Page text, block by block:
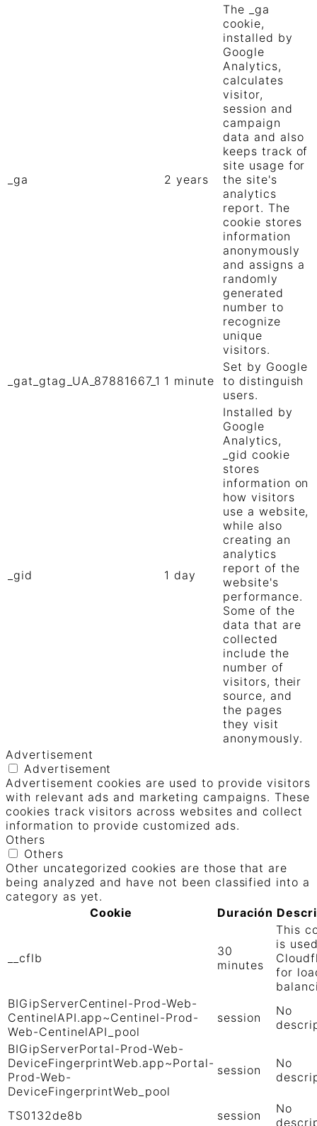
_ga 2 years
The _ga
cookie,
installed by
Google
Analytics,
calculates
visitor,
session and
campaign
data and also
keeps track of
site usage for
the site's
analytics
report. The
cookie stores
information
anonymously
and assigns a
randomly
generated
number to
recognize
unique
visitors.
_gat_gtag_UA_87881667_1 1 minute
Set by Google
to distinguish
users.
_gid 1 day
Installed by
Google
Analytics,
_gid cookie
stores
information on
how visitors
use a website,
while also
creating an
analytics
report of the
website's
performance.
Some of the
data that are
collected
include the
number of
visitors, their
source, and
the pages
they visit
anonymously.
Advertisement
Advertisement
Advertisement cookies are used to provide visitors
with relevant ads and marketing campaigns. These
cookies track visitors across websites and collect
information to provide customized ads.
Others
Others
Other uncategorized cookies are those that are
being analyzed and have not been classified into a
category as yet.
Cookie
Duración
__cflb
30
minutes
This
is
for
BIGipServerCentinel-Prod-Web-
CentinelAPI.app~Centinel-Prod-
Web-CentinelAPI_pool
session
No
BIGipServerPortal-Prod-Web-
DeviceFingerprintWeb.app~Portal-
Prod-Web-
DeviceFingerprintWeb_pool
session
No
TS0132de8b session
No